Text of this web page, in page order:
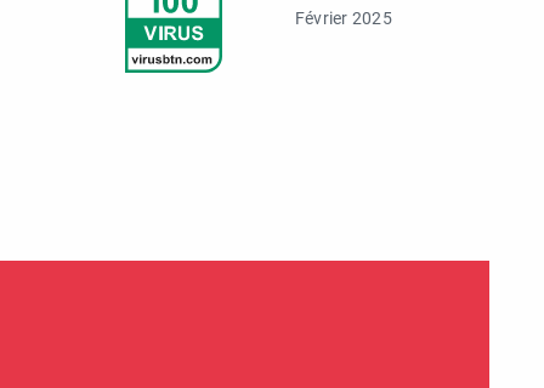
Février 2025